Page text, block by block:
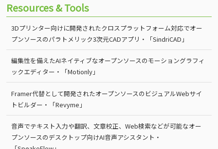
Resources & Tools
3Dプリンター向けに開発されたクロスプラットフォーム対応でオー
プンソースのパラトメリック3次元CADアプリ・「SindriCAD」
編集性を備えたAIネイティブなオープンソースのモーショングラフィ
ックエディター・「Motionly」
Framer代替として開発されたオープンソースのビジュアルWebサイ
トビルダー・「Revyme」
音声でテキスト入力や翻訳、文章校正、Web検索などが可能なオー
プンソースのデスクトップ向けAI音声アシスタント・